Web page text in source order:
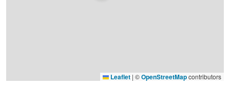
Leaflet | ©OpenStreetMapcontributors